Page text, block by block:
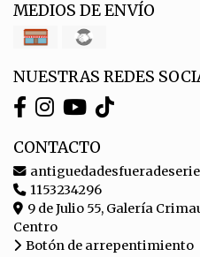
MEDIOS DE ENVÍO
NUESTRAS REDES
CONTACTO
1153234296
9 de Julio 55, Galería
Centro
Botón de arrepentimiento